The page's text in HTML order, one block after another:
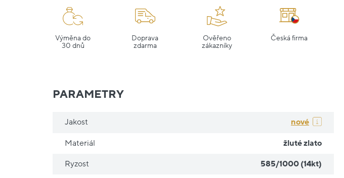
Výměna do
30 dnů
Doprava
zdarma
Ověřeno
zákazníky
Česká firma
PARAMETRY
Jakost nové
Materiál žluté zlato
Ryzost 585/1000 (14kt)